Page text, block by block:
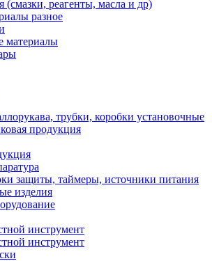
(смазки, реагенты, масла и др)
разное
материалы
трубки, коробки установочные
продукция
защиты, таймеры, источники питания
изделия
инструмент
инструмент